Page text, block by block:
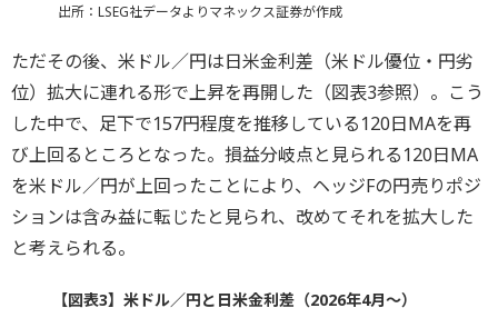
出所：LSEG社データよりマネックス証券が作成
ただその後、米ドル／円は日米金利差（米ドル優位・円劣
位）拡大に連れる形で上昇を再開した（図表3参照）。こう
した中で、足下で157円程度を推移している120日MAを再
び上回るところとなった。損益分岐点と見られる120日MA
を米ドル／円が上回ったことにより、ヘッジFの円売りポジ
ションは含み益に転じたと見られ、改めてそれを拡大した
と考えられる。
【図表3】米ドル／円と日米金利差（2026年4月～）